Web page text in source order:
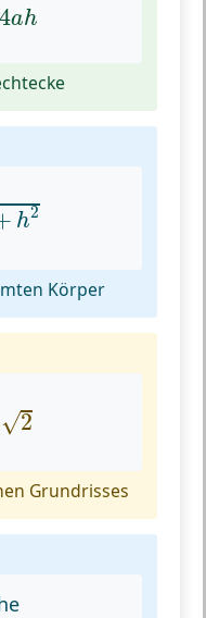
4ah
h2
2
Körper
√2
2
Grundrisses